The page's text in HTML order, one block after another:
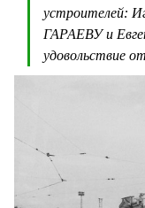
устроителей:
ГАРАЕВУ и
удовольствие